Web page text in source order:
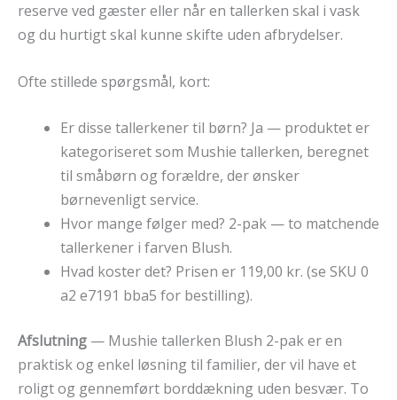
reserve ved gæster eller når en tallerken skal i vask
og du hurtigt skal kunne skifte uden afbrydelser.
Ofte stillede spørgsmål, kort:
Er disse tallerkener til børn? Ja — produktet er
kategoriseret som Mushie tallerken, beregnet
til småbørn og forældre, der ønsker
børnevenligt service.
Hvor mange følger med? 2-pak — to matchende
tallerkener i farven Blush.
Hvad koster det? Prisen er 119,00 kr. (se SKU 0
a2 e7191 bba5 for bestilling).
Afslutning — Mushie tallerken Blush 2-pak er en
praktisk og enkel løsning til familier, der vil have et
roligt og gennemført borddækning uden besvær. To